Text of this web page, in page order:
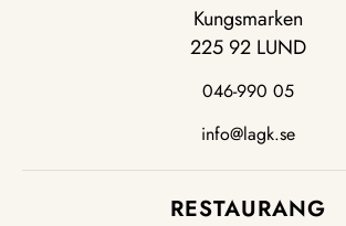
Kungsmarken
225 92 LUND
046-990 05
info@lagk.se
RESTAURANG